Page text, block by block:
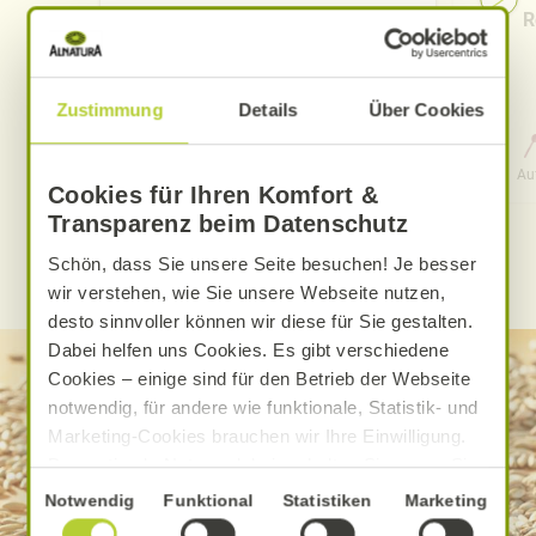
Zustimmung Details Über Cookies
Cookies für Ihren Komfort &
Transparenz beim Datenschutz
Schön, dass Sie unsere Seite besuchen! Je besser
wir verstehen, wie Sie unsere Webseite nutzen,
desto sinnvoller können wir diese für Sie gestalten.
Dabei helfen uns Cookies. Es gibt verschiedene
Cookies – einige sind für den Betrieb der Webseite
notwendig, für andere wie funktionale, Statistik- und
Marketing-Cookies brauchen wir Ihre Einwilligung.
Das optimale Nutzererlebnis erhalten Sie, wenn Sie
„Alle Cookies erlauben“ anklicken. Ihre Einwilligung
umfasst in diesem Fall auch den Einsatz von
Einwilligungsauswahl
Notwendig Funktional Statistiken Marketing
WEITERE ALNATURA REZEPTE FINDEN